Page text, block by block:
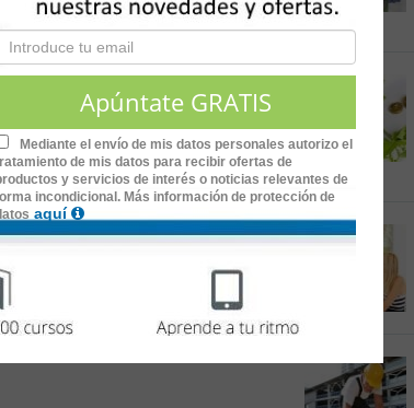
Mediante el envío de mis datos personales autorizo el
de mis datos para recibir ofertas de
y servicios de interés o noticias relevantes de
incondicional. Más información de protección de
aquí